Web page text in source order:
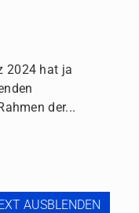
2024 hat ja
der...
AUSBLENDEN